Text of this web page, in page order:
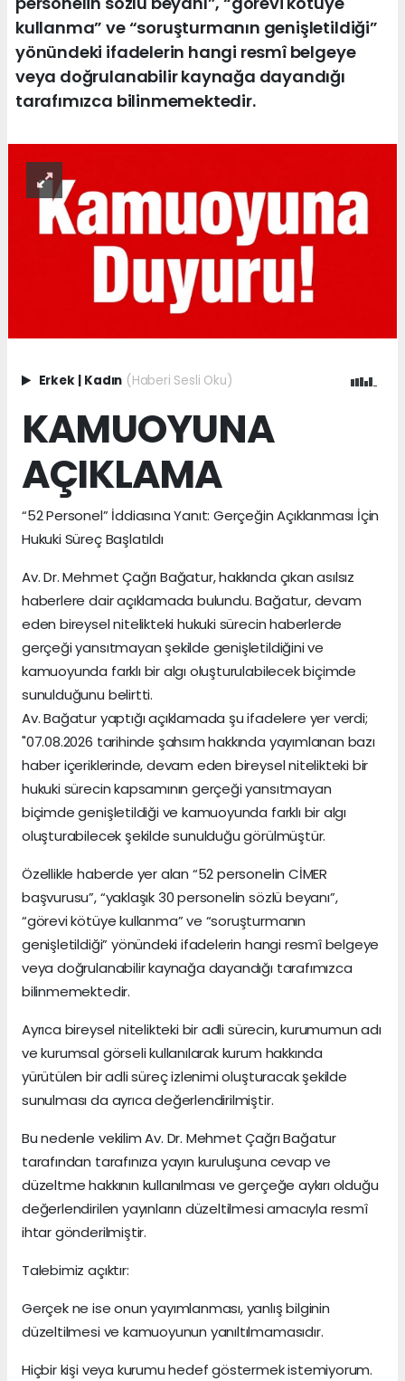
kullanma” ve “soruşturmanın genişletildiği”
yönündeki ifadelerin hangi resmî belgeye
veya doğrulanabilir kaynağa dayandığı
tarafımızca bilinmemektedir.
Erkek Kadın (Haberi Sesli Oku)
KAMUOYUNA
AÇIKLAMA
“52 Personel” İddiasına Yanıt: Gerçeğin Açıklanması İçin
Hukuki Süreç Başlatıldı
Av. Dr. Mehmet Çağrı Bağatur, hakkında çıkan asılsız
haberlere dair açıklamada bulundu. Bağatur, devam
eden bireysel nitelikteki hukuki sürecin haberlerde
gerçeği yansıtmayan şekilde genişletildiğini ve
kamuoyunda farklı bir algı oluşturulabilecek biçimde
sunulduğunu belirtti.
Av. Bağatur yaptığı açıklamada şu ifadelere yer verdi;
"07.08.2026 tarihinde şahsım hakkında yayımlanan bazı
haber içeriklerinde, devam eden bireysel nitelikteki bir
hukuki sürecin kapsamının gerçeği yansıtmayan
biçimde genişletildiği ve kamuoyunda farklı bir algı
oluşturabilecek şekilde sunulduğu görülmüştür.
Özellikle haberde yer alan “52 personelin CİMER
başvurusu”, “yaklaşık 30 personelin sözlü beyanı”,
“görevi kötüye kullanma” ve “soruşturmanın
genişletildiği” yönündeki ifadelerin hangi resmî belgeye
veya doğrulanabilir kaynağa dayandığı tarafımızca
bilinmemektedir.
Ayrıca bireysel nitelikteki bir adli sürecin, kurumumun adı
ve kurumsal görseli kullanılarak kurum hakkında
yürütülen bir adli süreç izlenimi oluşturacak şekilde
sunulması da ayrıca değerlendirilmiştir.
Bu nedenle vekilim Av. Dr. Mehmet Çağrı Bağatur
tarafından tarafınıza yayın kuruluşuna cevap ve
düzeltme hakkının kullanılması ve gerçeğe aykırı olduğu
değerlendirilen yayınların düzeltilmesi amacıyla resmî
ihtar gönderilmiştir.
Talebimiz açıktır:
Gerçek ne ise onun yayımlanması, yanlış bilginin
düzeltilmesi ve kamuoyunun yanıltılmamasıdır.
Hiçbir kişi veya kurumu hedef göstermek istemiyorum.